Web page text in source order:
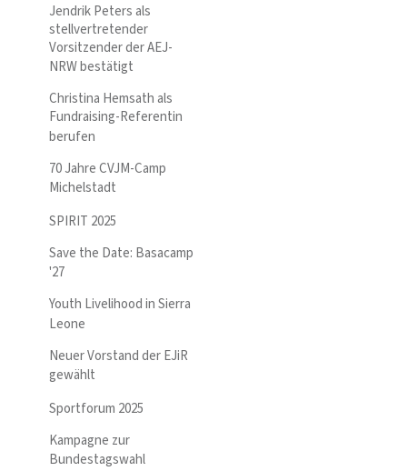
Jendrik Peters als
stellvertretender
Vorsitzender der AEJ-
NRW bestätigt
Christina Hemsath als
Fundraising-Referentin
berufen
70 Jahre CVJM-Camp
Michelstadt
SPIRIT 2025
Save the Date: Basacamp
'27
Youth Livelihood in Sierra
Leone
Neuer Vorstand der EJiR
gewählt
Sportforum 2025
Kampagne zur
Bundestagswahl